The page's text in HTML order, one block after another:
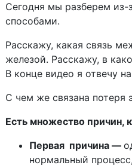
Сегодня мы разберем из-
способами.
Расскажу, какая связь
железой. Расскажу, в
В конце видео я отвечу
С чем же связана потеря
Есть множество причин,
Первая причина —
нормальный